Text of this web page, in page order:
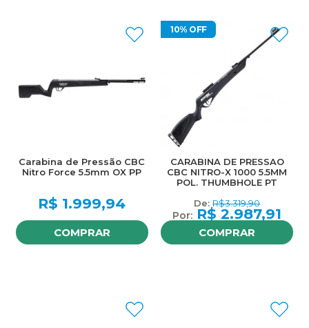
Carabina de Pressão CBC
Nitro Force 5.5mm OX PP
R$ 1.999,94
COMPRAR
10% OFF
CARABINA DE PRESSAO
CBC NITRO-X 1000 5.5MM
POL. THUMBHOLE PT
R$3.319,90
R$ 2.987,91
COMPRAR